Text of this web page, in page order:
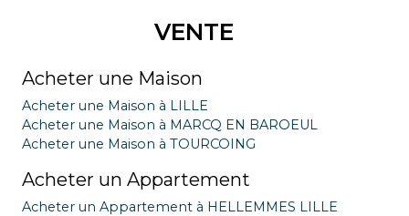
VENTE
Acheter une Maison
Acheter une Maison à LILLE
Acheter une Maison à MARCQ EN BAROEUL
Acheter une Maison à TOURCOING
Acheter un Appartement
Acheter un Appartement à HELLEMMES LILLE